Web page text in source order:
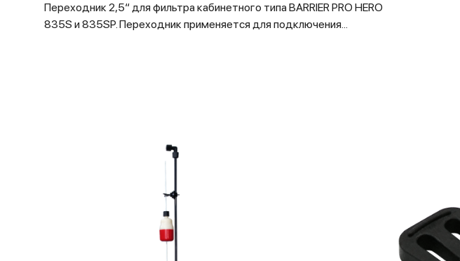
Переходник 2,5“ для фильтра кабинетного типа BARRIER PRO HERO
835S и 835SP. Переходник применяется для подключения...